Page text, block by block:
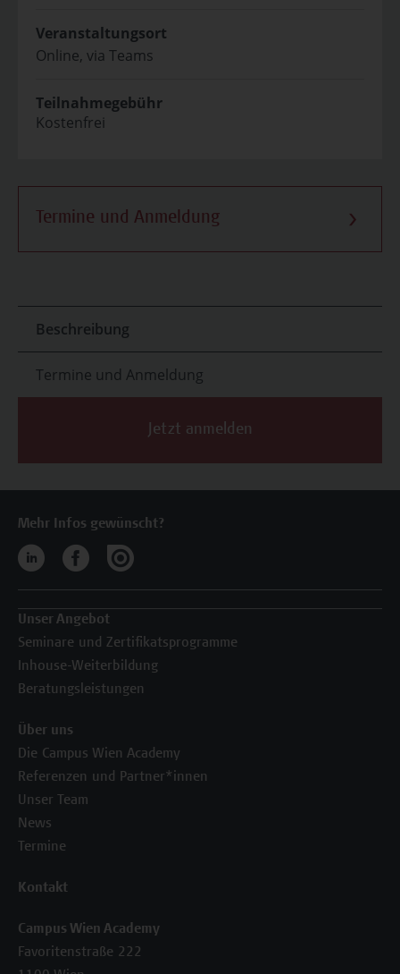
Veranstaltungsort
Online, via Teams
Teilnahmegebühr
Kostenfrei
Termine und Anmeldung
Beschreibung
Termine und Anmeldung
Jetzt anmelden
Mehr Infos gewünscht?
Unser Angebot
Seminare und Zertifikatsprogramme
Inhouse-Weiterbildung
Beratungsleistungen
Über uns
Die Campus Wien Academy
Referenzen und Partner*innen
Unser Team
News
Termine
Kontakt
Campus Wien Academy
Favoritenstraße 222